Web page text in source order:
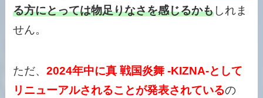
る方にとっては物足りなさを感じるかもしれま
せん。
ただ、2024年中に真 戦国炎舞 -KIZNA-として
リニューアルされることが発表されているの